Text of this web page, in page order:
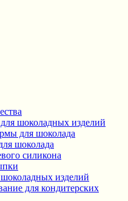
шоколадных изделий
для шоколада
шоколада
силикона
изделий
для кондитерских